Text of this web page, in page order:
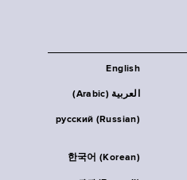
English
العربية (Arabic)
русский (Russian)
한국어 (Korean)